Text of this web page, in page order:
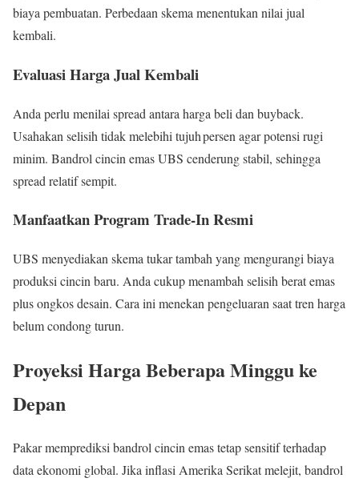
biaya pembuatan. Perbedaan skema menentukan nilai jual
kembali.
Evaluasi Harga Jual Kembali
Anda perlu menilai spread antara harga beli dan buyback.
Usahakan selisih tidak melebihi tujuh persen agar potensi rugi
minim. Bandrol cincin emas UBS cenderung stabil, sehingga
spread relatif sempit.
Manfaatkan Program Trade‑In Resmi
UBS menyediakan skema tukar tambah yang mengurangi biaya
produksi cincin baru. Anda cukup menambah selisih berat emas
plus ongkos desain. Cara ini menekan pengeluaran saat tren harga
belum condong turun.
Proyeksi Harga Beberapa Minggu ke
Depan
Pakar memprediksi bandrol cincin emas tetap sensitif terhadap
data ekonomi global. Jika inflasi Amerika Serikat melejit, bandrol